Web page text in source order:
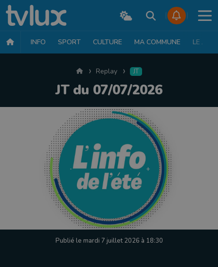
INFO SPORT CULTURE MA COMMUNE LE JT
AccueilReplay JT
JT du 07/07/2026
Publié le mardi 7 juillet 2026 à 18:30